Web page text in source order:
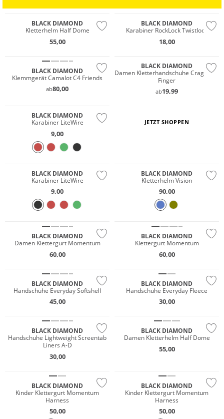
BLACK DIAMOND
Kletterhelm Half Dome
55,00
BLACK DIAMOND
Karabiner RockLock Twistlock
18,00
BLACK DIAMOND
Klemmgerät Camalot C4 Friends
ab80,00
BLACK DIAMOND
Damen Kletterhandschuhe Crag Half-
Finger
ab19,99
BLACK DIAMOND
Karabiner LiteWire
9,00
JETZT SHOPPEN
BLACK DIAMOND
Karabiner LiteWire
9,00
BLACK DIAMOND
Kletterhelm Vision
90,00
BLACK DIAMOND
Damen Klettergurt Momentum
60,00
BLACK DIAMOND
Klettergurt Momentum
60,00
BLACK DIAMOND
Handschuhe Everyday Softshell
45,00
BLACK DIAMOND
Handschuhe Everyday Fleece
30,00
BLACK DIAMOND
Handschuhe Lightweight Screentab
Liners A-D
30,00
BLACK DIAMOND
Damen Kletterhelm Half Dome
55,00
BLACK DIAMOND
Kinder Klettergurt Momentum
Harness
50,00
BLACK DIAMOND
Kinder Klettergurt Momentum
Harness
50,00